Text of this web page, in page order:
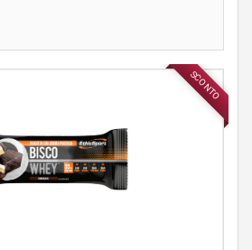
SCONTO
INTEGRATORI